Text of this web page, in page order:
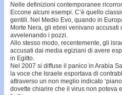
Nelle definizioni contemporanee
Eccone alcuni esempi. C’è quello
gentili. Nel Medio Evo, quando in
Morte Nera, gli ebrei venivano
avvelenando i pozzi.
Allo stesso modo, recentemente, gli
accusati dai media egiziani di avere
in Egitto.
Nel 2007 si diffuse il panico in Arabia
la voce che Israele esportava di
attraverso un non meglio indicato
dovette chiarire che il virus non poteva